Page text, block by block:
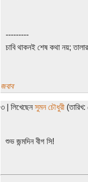
---------
চাবি থাকনই শেষ কথা নয়;
জবাব
৩ | লিখেছেন সুমন চৌধুরী
শুভ জন্মদিন বীগ সি!